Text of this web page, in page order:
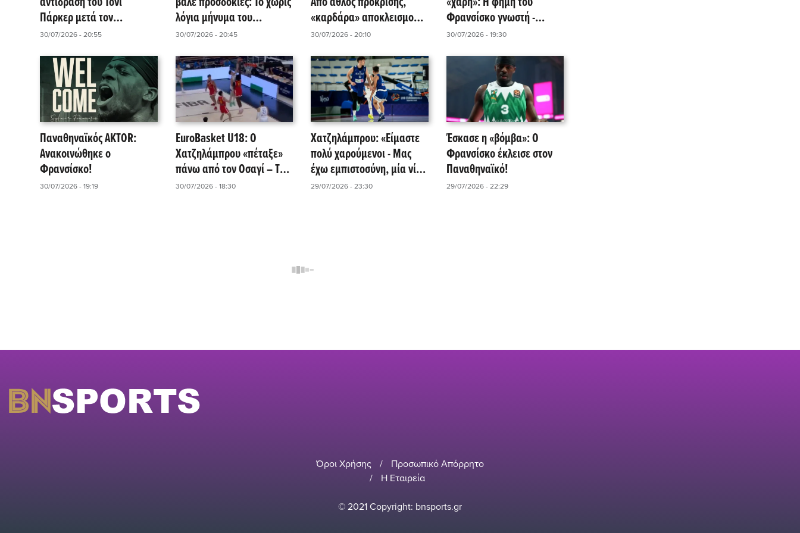
Πάρκερ μετά τον
Φρανσίσκο – Τι αλλάζει
30/07/2026 - 20:55
λόγια μήνυμα του
Φρανσίσκο στον
30/07/2026 - 20:45
«καρδάρα» αποκλεισμού
για την Εθνική - Με αύρα...
μεταλλίου της Ισπανίας!
30/07/2026 - 20:10
Φρανσίσκο γνωστή -
«Ανακοίνωση» με νόημα
30/07/2026 - 19:30
Παναθηναϊκός AKTOR:
Ανακοινώθηκε ο
Φρανσίσκο!
30/07/2026 - 19:19
EuroBasket U18: Ο
Χατζηλάμπρου «πέταξε»
πάνω από τον Οσαγί – Το
κάρφωμα που ξεσήκωσε
30/07/2026 - 18:30
Χατζηλάμπρου: «Είμαστε
πολύ χαρούμενοι - Μας
έχω εμπιστοσύνη, μία νίκη
μόλις από το όνειρο!»
29/07/2026 - 23:30
Έσκασε η «βόμβα»: Ο
Φρανσίσκο έκλεισε στον
Παναθηναϊκό!
29/07/2026 - 22:29
Όροι Χρήσης /
Προσωπικό Απόρρητο
/
Η Εταιρεία
© 2021 Copyright: bnsports.gr